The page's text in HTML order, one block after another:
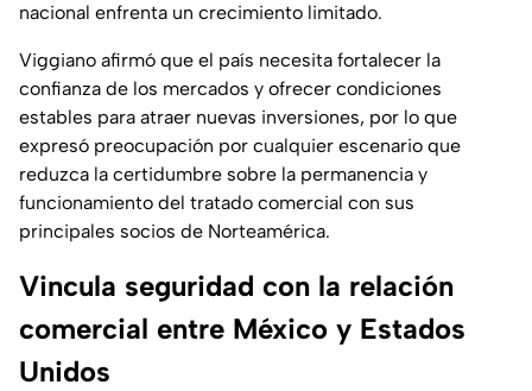
nacional enfrenta un crecimiento limitado.
Viggiano afirmó que el país necesita fortalecer la
confianza de los mercados y ofrecer condiciones
estables para atraer nuevas inversiones, por lo que
expresó preocupación por cualquier escenario que
reduzca la certidumbre sobre la permanencia y
funcionamiento del tratado comercial con sus
principales socios de Norteamérica.
Vincula seguridad con la relación
comercial entre México y Estados
Unidos